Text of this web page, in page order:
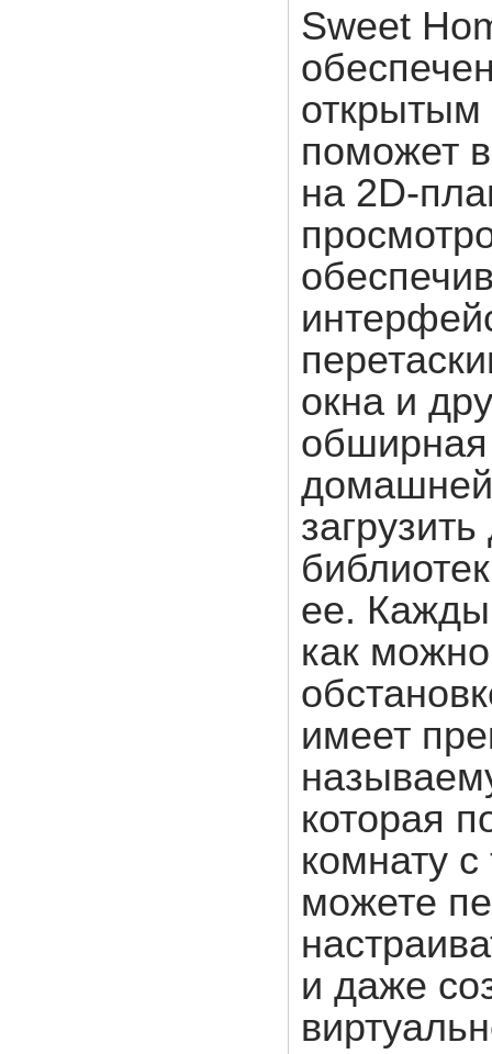
Sweet
открытым
поможет
на 2D-
окна и
обширная
ее.
как
имеет
которая
комнату
можете
и даже